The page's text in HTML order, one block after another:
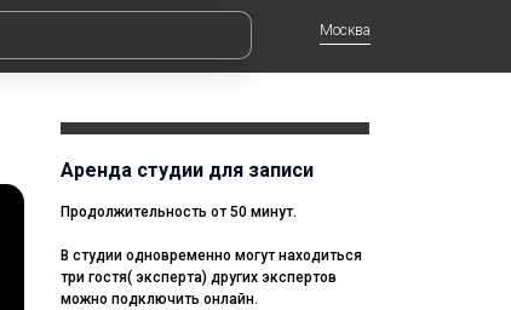
Москва
Аренда студии для записи
Продолжительность от 50 минут.
В студии одновременно могут находиться
три гостя( эксперта) других экспертов
можно подключить онлайн.